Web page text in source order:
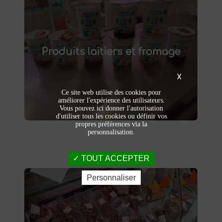
Produits laitiers et fromage
Produits laitiers et fromage
produits laitiers et fromages à
Saint-Saulve
. Yaourts crémeux, fromages
affinés et autres délices laitiers vous
garantie.
Viandes et charcuteries
X
Ce site web utilise des cookies pour
améliorer l'expérience des utilisateurs.
Vous pouvez ici donner l'autorisation
d'utiliser tous les cookies ou définir vos
propres préférences via la
personnalisation.
TOUT ACCEPTER
Personnaliser